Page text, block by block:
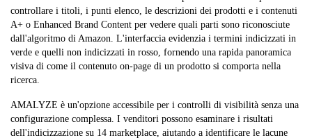
controllare i titoli, i punti elenco, le descrizioni dei prodotti e i contenuti
A+ o Enhanced Brand Content per vedere quali parti sono riconosciute
dall'algoritmo di Amazon. L'interfaccia evidenzia i termini indicizzati in
verde e quelli non indicizzati in rosso, fornendo una rapida panoramica
visiva di come il contenuto on-page di un prodotto si comporta nella
ricerca.
AMALYZE è un'opzione accessibile per i controlli di visibilità senza una
configurazione complessa. I venditori possono esaminare i risultati
dell'indicizzazione su 14 marketplace, aiutando a identificare le lacune